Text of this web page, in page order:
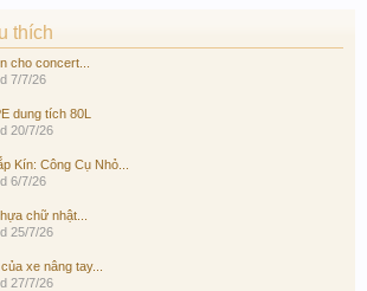
thích
cho concert...
7/7/26
dung tích 80L
20/7/26
Kín: Công Cụ Nhỏ...
6/7/26
chữ nhật...
25/7/26
xe nâng tay...
27/7/26